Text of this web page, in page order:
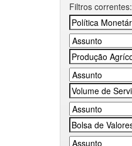
Filtros correntes: